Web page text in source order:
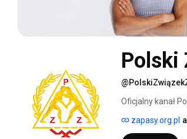
Polski
Oficjalny kanał
prasowe.
zapasy.org.pl